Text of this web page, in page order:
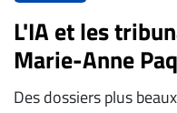
L'IA et les
Marie-Anne
Des dossiers plus